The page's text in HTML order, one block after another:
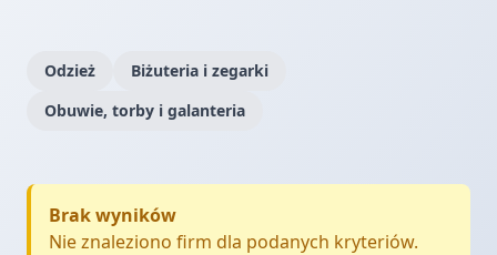
Odzież
Biżuteria i zegarki
Obuwie, torby i galanteria
Brak wyników
Nie znaleziono firm dla podanych kryteriów.